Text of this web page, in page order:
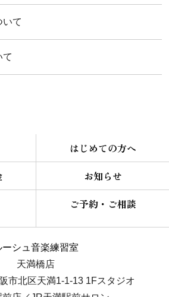
いて
て
はじめての方へ
お知らせ
ご予約・ご相談
ーシュ音楽練習室
天満橋店
市北区天満1-1-13 1Fスタジオ